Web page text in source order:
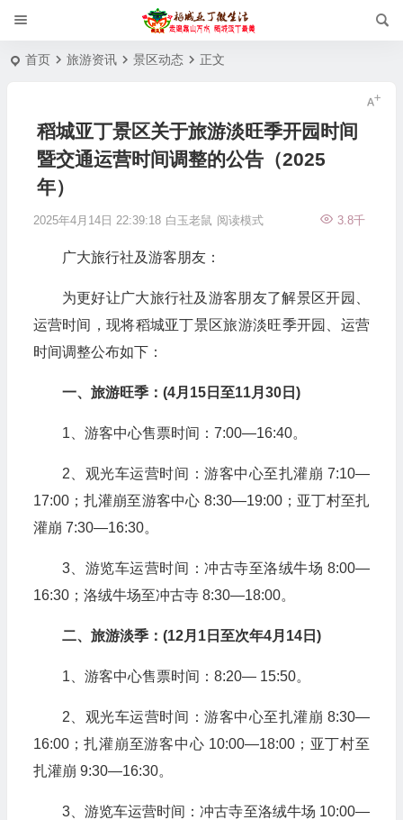
首页 旅游资讯 景区动态 正文
稻城亚丁景区关于旅游淡旺季开园时间
暨交通运营时间调整的公告（2025
年）
2025年4月14日 22:39:18 白玉老鼠 3.8千
阅读模式
广大旅行社及游客朋友：
为更好让广大旅行社及游客朋友了解景区开园、
运营时间，现将稻城亚丁景区旅游淡旺季开园、运营
时间调整公布如下：
一、旅游旺季：(4月15日至11月30日)
1、游客中心售票时间：7:00—16:40。
2、观光车运营时间：游客中心至扎灌崩 7:10—
17:00；扎灌崩至游客中心 8:30—19:00；亚丁村至扎
灌崩 7:30—16:30。
3、游览车运营时间：冲古寺至洛绒牛场 8:00—
16:30；洛绒牛场至冲古寺 8:30—18:00。
二、旅游淡季：(12月1日至次年4月14日)
1、游客中心售票时间：8:20— 15:50。
2、观光车运营时间：游客中心至扎灌崩 8:30—
16:00；扎灌崩至游客中心 10:00—18:00；亚丁村至
扎灌崩 9:30—16:30。
3、游览车运营时间：冲古寺至洛绒牛场 10:00—